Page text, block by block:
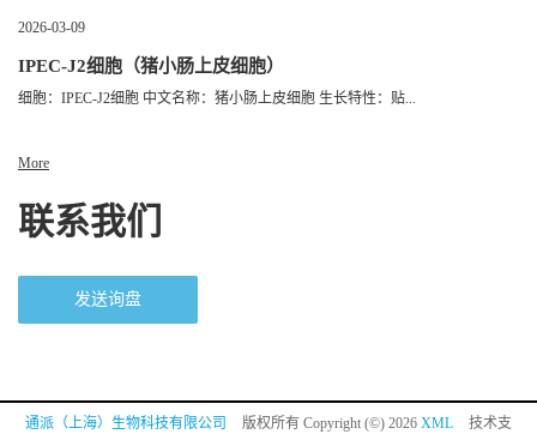
2026-03-09
IPEC-J2细胞（猪小肠上皮细胞）
细胞：IPEC-J2细胞 中文名称：猪小肠上皮细胞 生长特性：贴...
More
联系我们
发送询盘
通派（上海）生物科技有限公司 版权所有 Copyright (©) 2026 XML 技术支